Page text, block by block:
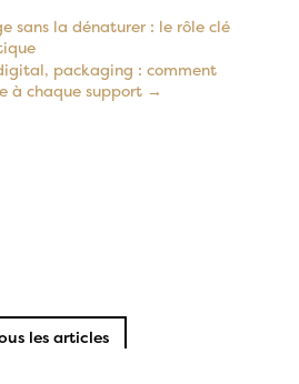
sans la dénaturer : le rôle clé
packaging : comment
à chaque support→
les articles